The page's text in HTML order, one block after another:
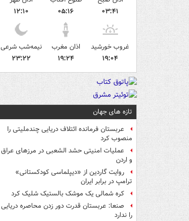
۰۳:۴۱
۰۵:۱۶
۱۲:۱۰
غروب خورشید
۱۹:۰۴
اذان مغرب
۱۹:۲۴
نیمه‌شب شرعی
۲۳:۲۲
تازه های جهان
عربستان فرمانده ائتلاف دریایی چندملیتی را
منصوب کرد
عملیات امنیتی حشد الشعبی در مرزهای عراق
و اردن
روایت گاردین از «دیپلماسی کودکستانی»
ترامپ در برابر ایران
کره شمالی یک موشک بالستیک شلیک کرد
صنعا: عربستان قدرت دور زدن محاصره دریایی
را ندارد